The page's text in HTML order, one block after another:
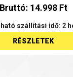
Bruttó: 14.998 Ft
szállítási idő: 2
RÉSZLETEK